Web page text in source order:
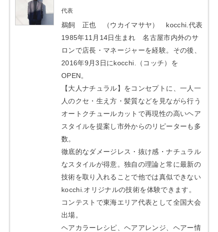
代表
鵜飼 正也 （ウカイマサヤ） kocchi.代表
1985年11月14日生まれ 名古屋市内外のサ
ロンで店長・マネージャーを経験。その後、
2016年9月3日にkocchi.（コッチ）を
OPEN。
【大人ナチュラル】をコンセプトに、一人一
人のクセ・生え方・髪質などを見ながら行う
オートクチュールカットで再現性の高いヘア
スタイルを提案し市外からのリピーターも多
数。
徹底的なダメージレス・抜け感・ナチュラル
なスタイルが得意。独自の理論と常に最新の
技術を取り入れることで他では真似できない
kocchi.オリジナルの技術を体験できます。
コンテストで東海エリア代表として全国大会
出場。
ヘアカラーレシピ、ヘアアレンジ、ヘアー情